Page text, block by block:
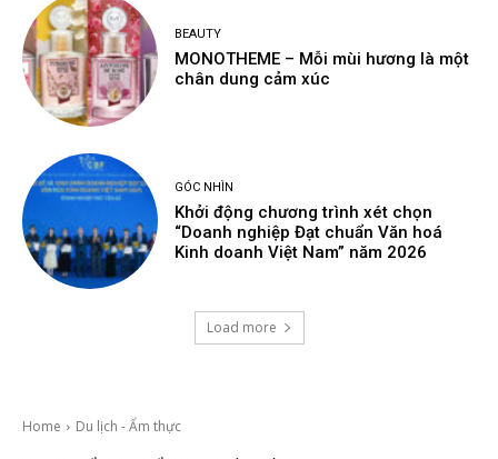
BEAUTY
MONOTHEME – Mỗi mùi hương là một
chân dung cảm xúc
GÓC NHÌN
Khởi động chương trình xét chọn
“Doanh nghiệp Đạt chuẩn Văn hoá
Kinh doanh Việt Nam” năm 2026
Load more